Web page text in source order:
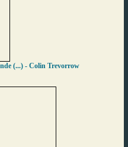
(...) - Colin Trevorrow